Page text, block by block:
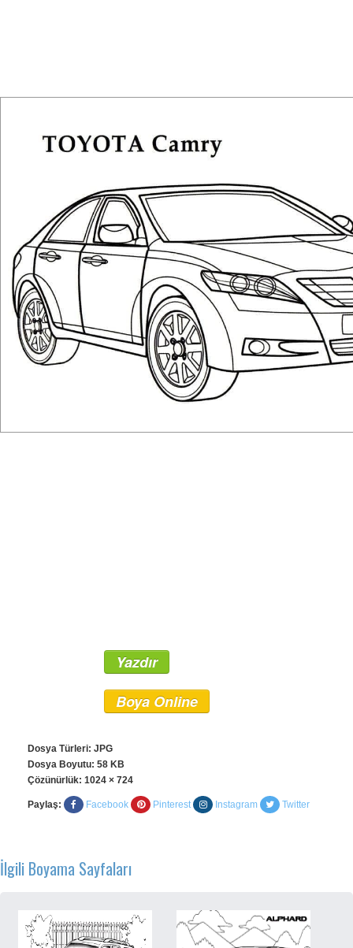
Yazdır
Boya Online
Dosya Türleri: JPG
Dosya Boyutu: 58 KB
Çözünürlük: 1024 × 724
Paylaş: Facebook Pinterest Instagram Twitter
İlgili Boyama Sayfaları